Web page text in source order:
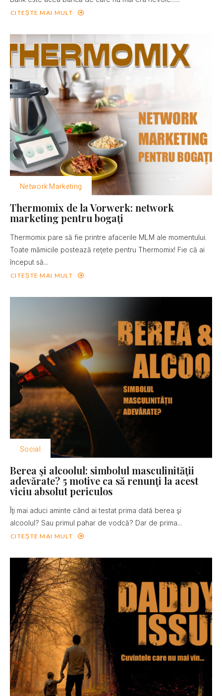
CITEȘTE MAI MULT
Network Marketing
Thermomix de la Vorwerk: network
marketing pentru bogaţi
Thermomix pare să fie printre afacerile MLM ale momentului.
Toate mămicile postează reţete pentru Thermomix! Fie că ai
început să...
CITEȘTE MAI MULT
Social
Berea şi alcoolul: simbolul masculinităţii
adevărate? 5 motive ca să renunţi la acest
viciu absolut periculos
Îţi mai aduci aminte când ai testat prima dată berea şi
alcoolul? Sau primul pahar de vodcă? Dar de prima...
CITEȘTE MAI MULT